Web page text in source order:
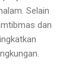
Selain
dan